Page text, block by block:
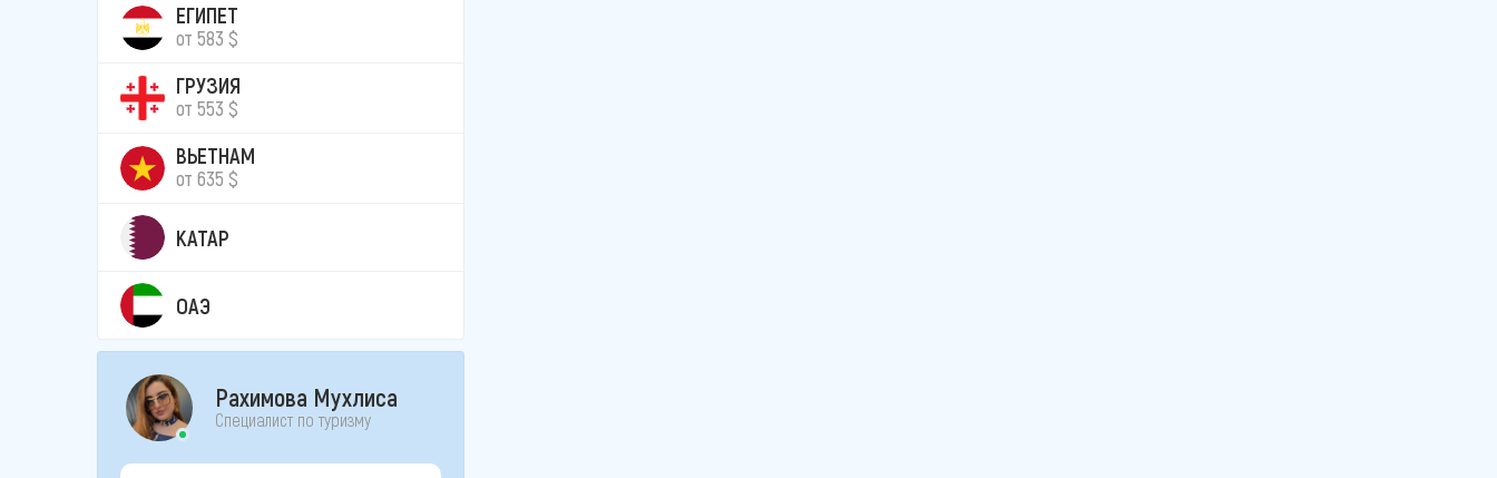
ЕГИПЕТ
от 583 $
ГРУЗИЯ
от 553 $
ВЬЕТНАМ
от 635 $
КАТАР
ОАЭ
Рахимова Мухлиса
Специалист по туризму